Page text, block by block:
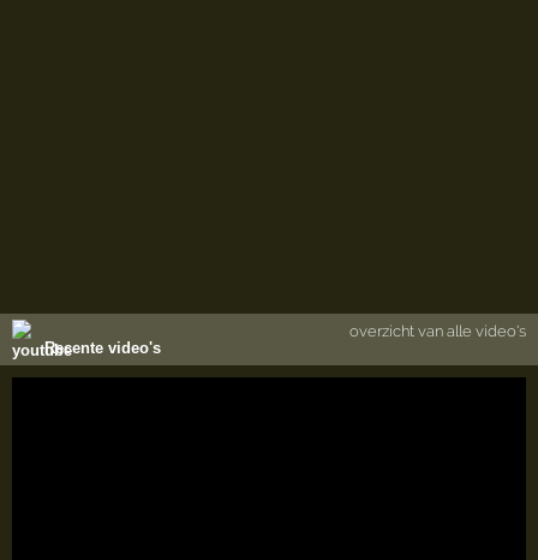
Recente video's
overzicht van alle video's